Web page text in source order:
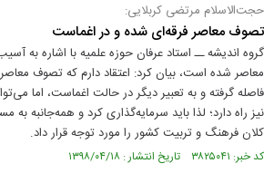
حجت‌الاسلام مرتضی کربلایی:
تصوف معاصر فرقه‌ای شده و در اغماست
گروه اندیشه ــ استاد عرفان حوزه علمیه با اشاره به
معاصر شده است، بیان کرد: اعتقاد دارم که تصوف
فاصله گرفته و به تعبیر دیگر در حالت اغماست، اما
نیز راه دارد؛ لذا باید سرمایه‌گذاری کرد و همه‌جانبه
کلان فرهنگ و تربیت کشور را مورد توجه قرار داد.
کد خبر: ۳۸۲۵۰۴۱ تاریخ انتشار : ۱۳۹۸/۰۴/۱۸